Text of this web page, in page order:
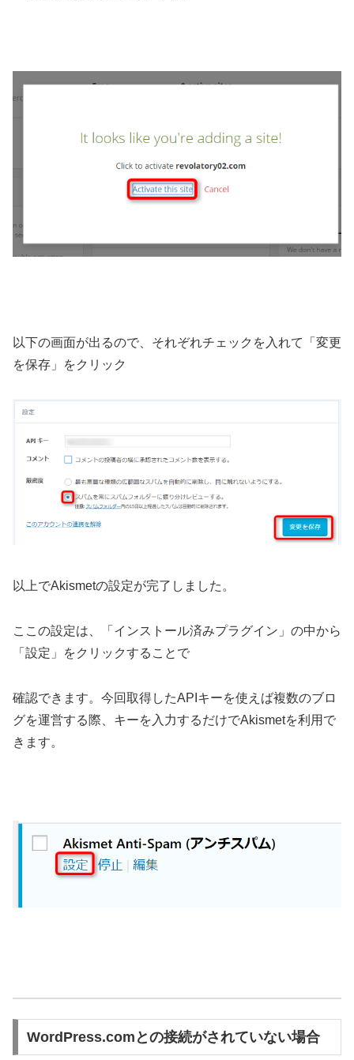
以下の画面が出るので、それぞれチェックを入れて「変更
を保存」をクリック
以上でAkismetの設定が完了しました。
ここの設定は、「インストール済みプラグイン」の中から
「設定」をクリックすることで
確認できます。今回取得したAPI キーを使えば複数のブロ
グを運営する際、キーを入力するだけでAkismetを利用で
きます。
WordPress.comとの接続がされていない場合